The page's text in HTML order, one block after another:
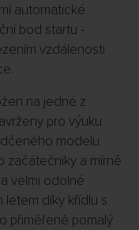
automatické
bod startu -
vzdálenosti
na jedné z
pro výuku
modelu
začátečníky a mírně
velmi odolné
letem díky křídlu s
přiměřeně pomalý